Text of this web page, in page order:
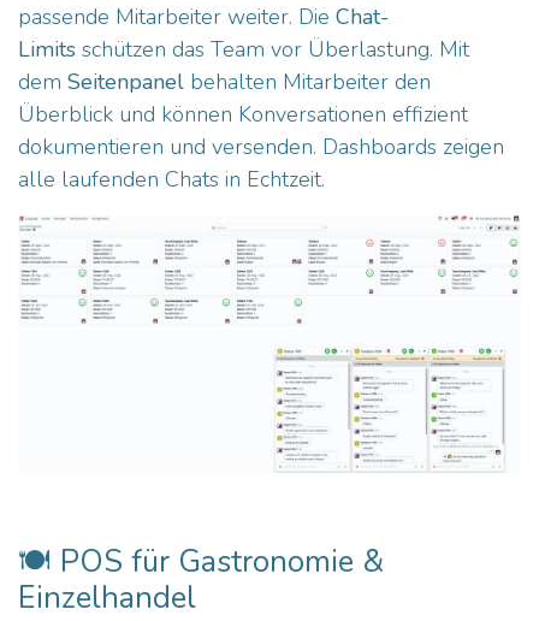
passende Mitarbeiter weiter. Die Chat-
Limits schützen das Team vor Überlastung. Mit
dem Seitenpanel behalten Mitarbeiter den
Überblick und können Konversationen effizient
dokumentieren und versenden. Dashboards zeigen
alle laufenden Chats in Echtzeit.
🍽️ POS für Gastronomie &
Einzelhandel